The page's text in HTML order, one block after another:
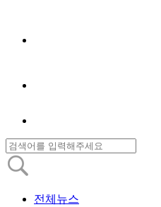
전체뉴스